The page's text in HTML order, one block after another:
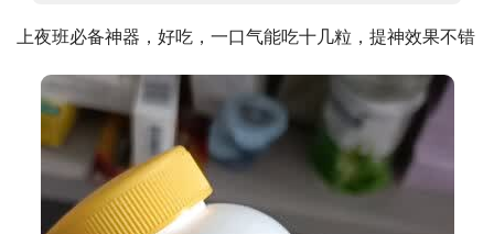
上夜班必备神器，好吃，一口气能吃十几粒，提神效果不错